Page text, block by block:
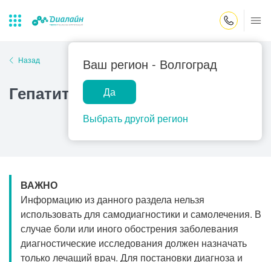
Ваш регион - Волгоград
Да
Выбрать другой регион
Лаборатории
Центр помощи
на дому
Закрыть поиск
Популярные запросы
Прием гинеколога
Прием гастроэнтеролога
Прием офтальмолога
Прием уролога
Прием хирурга
Назад
Гепатит С у детей
ВАЖНО
Информацию из данного раздела нельзя
использовать для самодиагностики и самолечения. В
случае боли или иного обострения заболевания
диагностические исследования должен назначать
только лечащий врач. Для постановки диагноза и